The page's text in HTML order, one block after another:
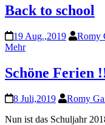
Back to school
19 Aug.,2019
Romy
Mehr
Schöne Ferien
8 Juli,2019
Romy
Nun ist das Schuljahr